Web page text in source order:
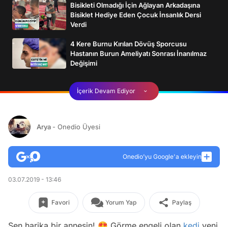
Bisikleti Olmadığı İçin Ağlayan Arkadaşına
Bisiklet Hediye Eden Çocuk İnsanlık Dersi
Verdi
4 Kere Burnu Kırılan Dövüş Sporcusu
Hastanın Burun Ameliyatı Sonrası İnanılmaz
Değişimi
İçerik Devam Ediyor
Arya - Onedio Üyesi
Onedio’yu Google'a ekleyin
03.07.2019 - 13:46
Favori Yorum Yap Paylaş